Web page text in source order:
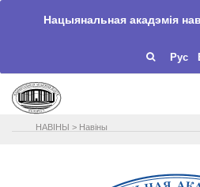
Нацыянальная акадэмія
Рус
НАВIНЫ > Навіны